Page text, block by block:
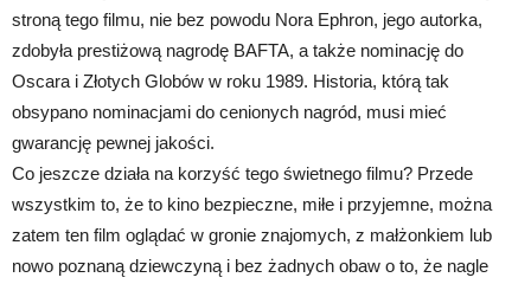
stroną tego filmu, nie bez powodu Nora Ephron, jego autorka,
zdobyła prestiżową nagrodę BAFTA, a także nominację do
Oscara i Złotych Globów w roku 1989. Historia, którą tak
obsypano nominacjami do cenionych nagród, musi mieć
gwarancję pewnej jakości.
Co jeszcze działa na korzyść tego świetnego filmu? Przede
wszystkim to, że to kino bezpieczne, miłe i przyjemne, można
zatem ten film oglądać w gronie znajomych, z małżonkiem lub
nowo poznaną dziewczyną i bez żadnych obaw o to, że nagle